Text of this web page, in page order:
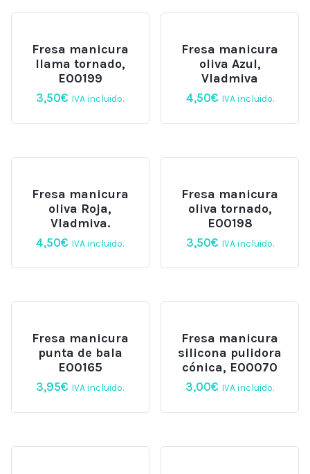
Fresa manicura
llama tornado,
E00199
3,50€ IVA incluido.
Fresa manicura
oliva Azul,
Vladmiva
4,50€ IVA incluido.
Fresa manicura
oliva Roja,
Vladmiva.
4,50€ IVA incluido.
Fresa manicura
oliva tornado,
E00198
3,50€ IVA incluido.
Fresa manicura
punta de bala
E00165
3,95€ IVA incluido.
Fresa manicura
silicona pulidora
cónica, E00070
3,00€ IVA incluido.